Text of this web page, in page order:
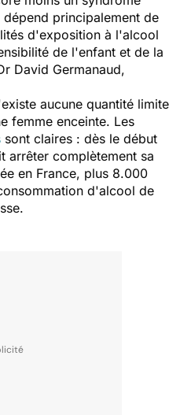
principalement de
d'exposition à l'alcool
de l'enfant et de la
David Germanaud,
aucune quantité limite
femme enceinte. Les
sont claires : dès le début
arrêter complètement sa
en France, plus 8.000
d'alcool de